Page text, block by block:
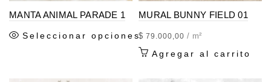
MANTA ANIMAL PARADE 1
Seleccionar opciones
MURAL BUNNY FIELD 01
$ 79.000,00 / m²
Agregar al carrito